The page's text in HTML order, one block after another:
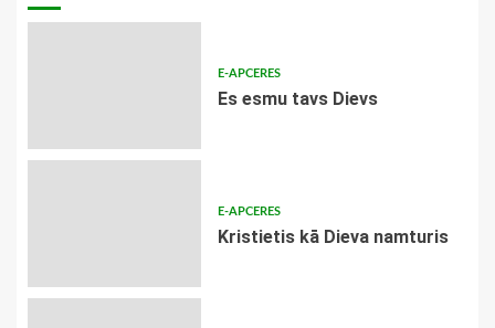
E-APCERES
Es esmu tavs Dievs
E-APCERES
Kristietis kā Dieva namturis